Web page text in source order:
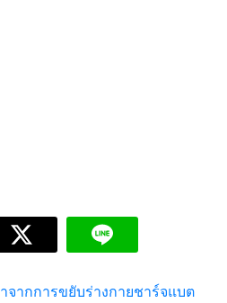
ากการขยับร่างกายชาร์จแบต